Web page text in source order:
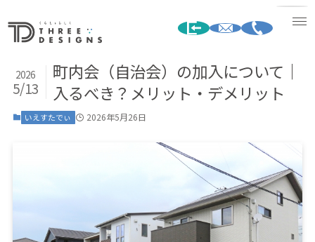
町内会（自治会）の加入について｜
入るべき？メリット・デメリット
2026
5/13
いえすたでぃ 2026年5月26日